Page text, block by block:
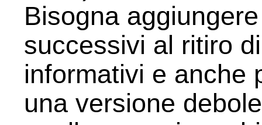
Bisogna
successivi al ritiro
informativi e anche
una versione